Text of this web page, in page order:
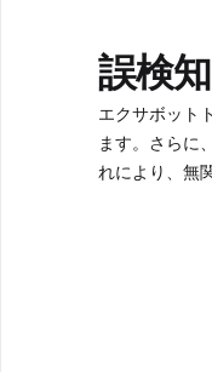
誤検
エクサボット
ます。さらに
れにより、無